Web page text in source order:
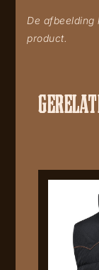
De afbeelding
product.